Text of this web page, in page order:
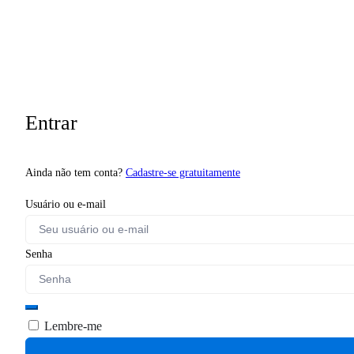
Entrar
Ainda não tem conta? Cadastre-se gratuitamente
Usuário ou e-mail
Senha
Lembre-me